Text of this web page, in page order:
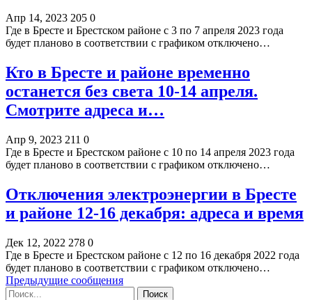
Апр 14, 2023 205 0
Где в Бресте и Брестском районе с 3 по 7 апреля 2023 года
будет планово в соответствии с графиком отключено…
Кто в Бресте и районе временно
останется без света 10-14 апреля.
Смотрите адреса и…
Апр 9, 2023 211 0
Где в Бресте и Брестском районе с 10 по 14 апреля 2023 года
будет планово в соответствии с графиком отключено…
Отключения электроэнергии в Бресте
и районе 12-16 декабря: адреса и время
Дек 12, 2022 278 0
Где в Бресте и Брестском районе с 12 по 16 декабря 2022 года
будет планово в соответствии с графиком отключено…
Предыдущие сообщения